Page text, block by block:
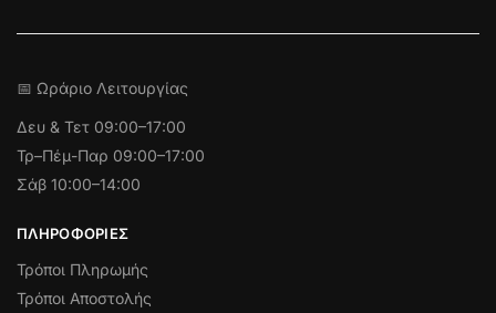
📅 Ωράριο Λειτουργίας
Δευ & Τετ 09:00–17:00
Τρ–Πέμ-Παρ 09:00–17:00
Σάβ 10:00–14:00
ΠΛΗΡΟΦΟΡΊΕΣ
Τρόποι Πληρωμής
Τρόποι Αποστολής